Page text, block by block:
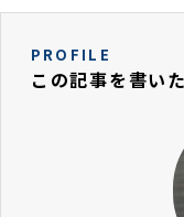
PROFILE
この記事を書い